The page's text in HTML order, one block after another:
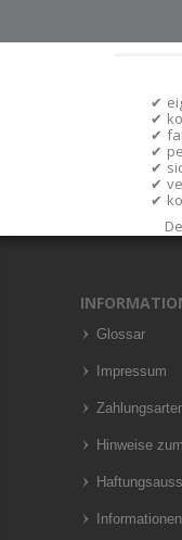
Glossar
Impressum
Hinweise